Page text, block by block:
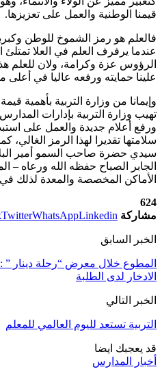
قيمنا الوطنية والعمل على تعزيزها.
فالعلم هو رمز الشموخ للوطن
عندما يرفرف العلم في العلا تمتلئ
الرؤوس عزة وكرامة، ولان للعلم
علينا حمايته ورفعه عاليا في
وإيمانا من وزارة التربية بأهمية
تهيب وزارة التربية بإدارات
ورفع أعلام جديدة والعمل على
سلامتها تقديرا لهذا الرمز
سيدي حضرة صاحب السمو أمير
الجابر الصباح حفظه الله ورعاه –
الأماكن المخصصة والمعدة لذلك
624
مشاركة
TwitterWhatsAppLinkedin
الخبر السابق
المطوع خلال معرض “رحلة دينار
الادخار لدى الطلبة
الخبر التالي
التربية تستعد لليوم العالمي للمعلم
قد يعجبك ايضا
أخبار المدارس